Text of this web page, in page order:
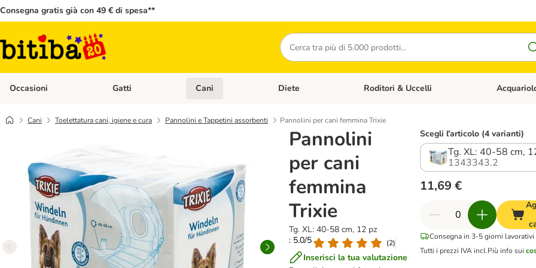
Consegna gratis già con 49 € di spesa**
Cerca
Occasioni Apri Menù Categoria: Occasioni
Gatti Apri Menù Categoria: Gatti
Cani Apri Menù Categoria: Cani
Diete Apri Menù Categoria: Diete
Roditori & Uccelli Apri Menù
Cani Toelettatura cani, igiene e cura Pannolini e Tappetini assorbenti Pannolini per cani femmina Trixie
Pannolini
per cani
femmina
Trixie
Tg. XL: 40-58 cm, 12 pz
: 5.0/5
(2)
Inserisci la tua valutazione
Scegli l'articolo (4 varianti)
Tg. XL: 40-58 cm,
1343343.2
11,69 €
Consegna in 3-5 giorni lavorativi
Tutti i prezzi IVA incl.Più info sui